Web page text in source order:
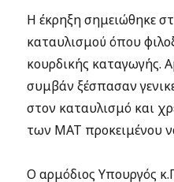
Η έκρηξη σημειώθηκε
καταυλισμού όπου
κουρδικής καταγωγής.
συμβάν ξέσπασαν
στον καταυλισμό και
των ΜΑΤ προκειμένου
Ο αρμόδιος Υπουργός